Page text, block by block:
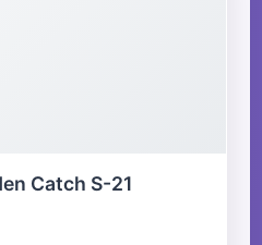
Catch S-21